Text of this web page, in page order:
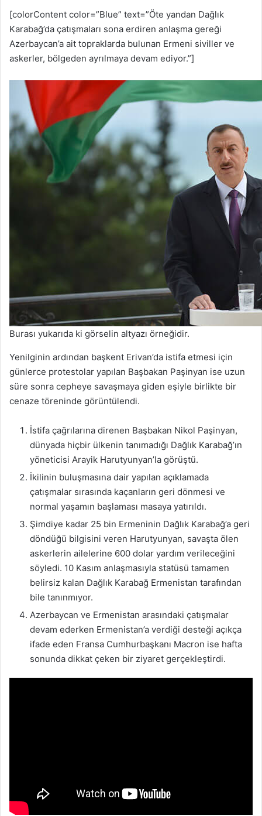
[colorContent color=”Blue” text=”Öte yandan Dağlık
Karabağ’da çatışmaları sona erdiren anlaşma gereği
Azerbaycan’a ait topraklarda bulunan Ermeni siviller ve
askerler, bölgeden ayrılmaya devam ediyor.”]
Burası yukarıda ki görselin altyazı örneğidir.
Yenilginin ardından başkent Erivan’da istifa etmesi için
günlerce protestolar yapılan Başbakan Paşinyan ise uzun
süre sonra cepheye savaşmaya giden eşiyle birlikte bir
cenaze töreninde görüntülendi.
İstifa çağrılarına direnen Başbakan Nikol Paşinyan,
dünyada hiçbir ülkenin tanımadığı Dağlık Karabağ’ın
yöneticisi Arayik Harutyunyan’la görüştü.
İkilinin buluşmasına dair yapılan açıklamada
çatışmalar sırasında kaçanların geri dönmesi ve
normal yaşamın başlaması masaya yatırıldı.
Şimdiye kadar 25 bin Ermeninin Dağlık Karabağ’a geri
döndüğü bilgisini veren Harutyunyan, savaşta ölen
askerlerin ailelerine 600 dolar yardım verileceğini
söyledi. 10 Kasım anlaşmasıyla statüsü tamamen
belirsiz kalan Dağlık Karabağ Ermenistan tarafından
bile tanınmıyor.
Azerbaycan ve Ermenistan arasındaki çatışmalar
devam ederken Ermenistan’a verdiği desteği açıkça
ifade eden Fransa Cumhurbaşkanı Macron ise hafta
sonunda dikkat çeken bir ziyaret gerçekleştirdi.